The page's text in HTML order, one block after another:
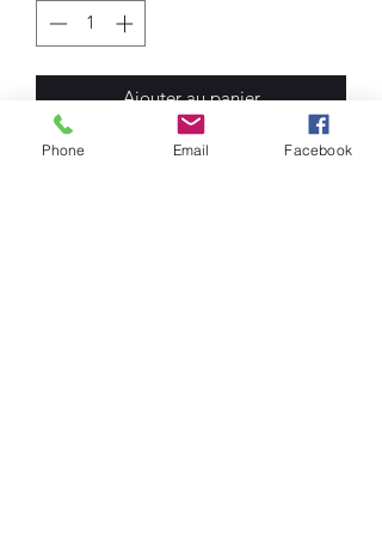
Ajouter au panier
Men's T-Shirts. O Neck. 100% Cotton
Phone Email Facebook